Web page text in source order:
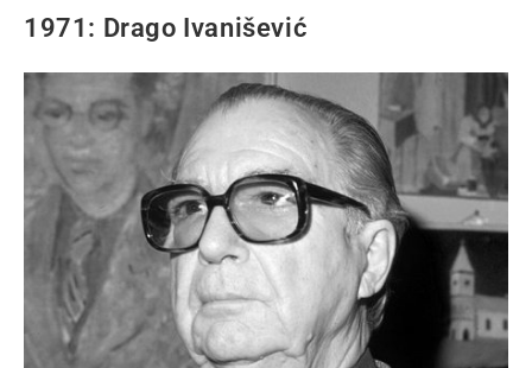
1971: Drago Ivanišević